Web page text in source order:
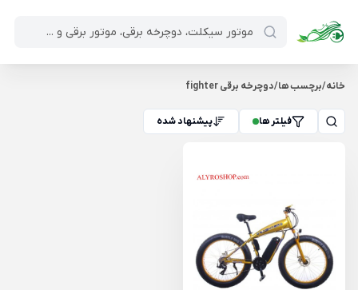
خانه/برچسب ها/دوچرخه برقی fighter
فیلتر ها پیشنهاد شده